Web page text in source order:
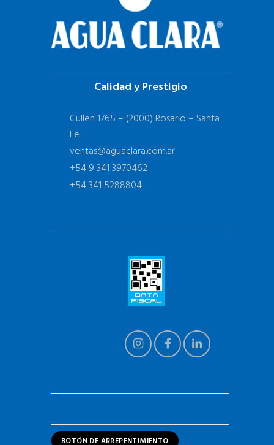
Calidad y Prestigio
Cullen 1765 – (2000) Rosario – Santa
Fe
ventas@aguaclara.com.ar
+54 9 341 3970462
+54 341 5288804
BOTÓN DE ARREPENTIMIENTO